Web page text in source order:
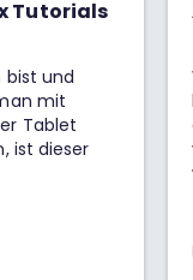
Tutorials
bist und
mit
Tablet
ist dieser